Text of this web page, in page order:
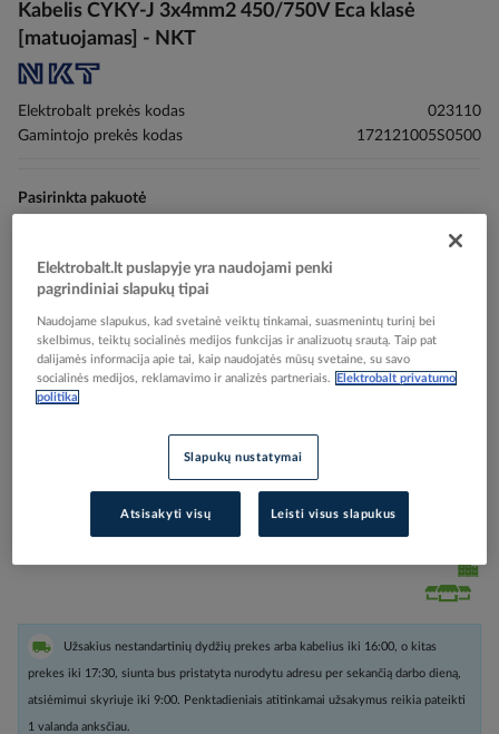
the
beginning
the
images
Kabelis CYKY-J 3x4mm2 450/750V Eca klasė
[matuojamas] - NKT
Elektrobalt prekės kodas
023110
Gamintojo prekės kodas
172121005S0500
Pasirinkta pakuotė
Prisijunkite, norėdami pamatyti kainas
Įtraukti į palyginimą
Užsakius nestandartinių dydžių prekes arba kabelius iki 16:00, o kitas
prekes iki 17:30, siunta bus pristatyta nurodytu adresu per sekančią darbo dieną,
atsiėmimui skyriuje iki 9:00. Penktadieniais atitinkamai užsakymus reikia pateikti
1 valanda anksčiau.
Elektrobalt.lt puslapyje yra naudojami penki
pagrindiniai slapukų tipai
Naudojame slapukus, kad svetainė veiktų tinkamai, suasmenintų turinį bei
skelbimus, teiktų socialinės medijos funkcijas ir analizuotų srautą. Taip pat
dalijamės informacija apie tai, kaip naudojatės mūsų svetaine, su savo
socialinės medijos, reklamavimo ir analizės partneriais.
Elektrobalt privatumo
politika
Slapukų nustatymai
Atsisakyti visų Leisti visus slapukus